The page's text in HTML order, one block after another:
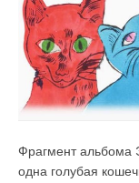
Фрагмент альбома
одна голубая